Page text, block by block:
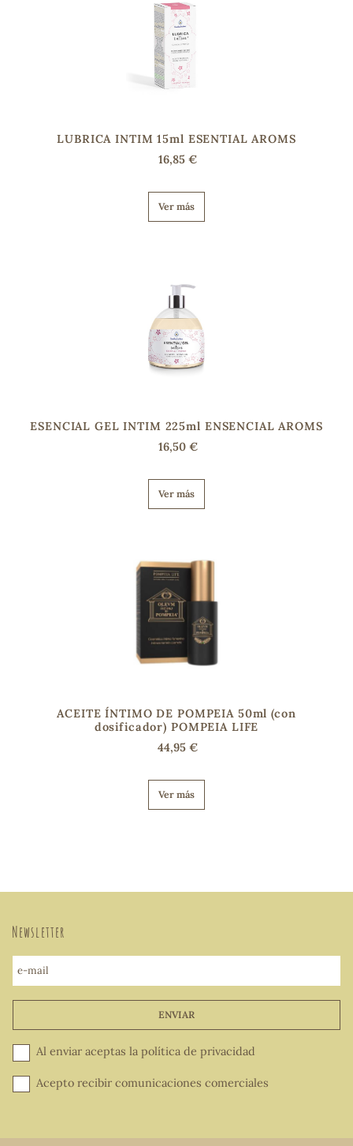
LUBRICA INTIM 15ml ESENTIAL AROMS
16,85 €
Ver más
ESENCIAL GEL INTIM 225ml ENSENCIAL AROMS
16,50 €
Ver más
ACEITE ÍNTIMO DE POMPEIA 50ml (con
dosificador) POMPEIA LIFE
44,95 €
Ver más
Newsletter
e-mail
ENVIAR
Al enviar aceptas la política de privacidad
Acepto recibir comunicaciones comerciales